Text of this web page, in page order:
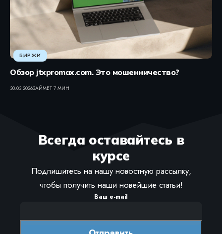
БИРЖИ
Обзор jtxpromax.com. Это мошенничество?
30.03.2026ЗАЙМЕТ 7 МИН
Всегда оставайтесь в
курсе
Подпишитесь на нашу новостную рассылку,
чтобы получить наши новейшие статьи!
Ваш e-mail